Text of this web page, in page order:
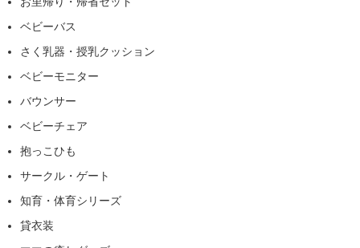
ベビーバス
さく乳器・授乳クッション
ベビーモニター
バウンサー
ベビーチェア
抱っこひも
サークル・ゲート
知育・体育シリーズ
貸衣装